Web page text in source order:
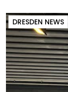
DRESDEN NEWS